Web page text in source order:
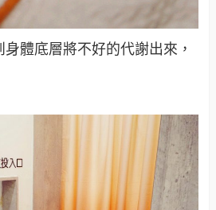
體底層將不好的代謝出來，